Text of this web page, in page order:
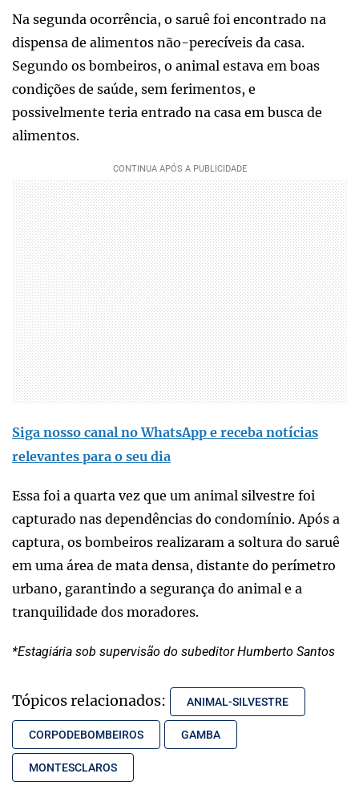
Na segunda ocorrência, o saruê foi encontrado na
dispensa de alimentos não-perecíveis da casa.
Segundo os bombeiros, o animal estava em boas
condições de saúde, sem ferimentos, e
possivelmente teria entrado na casa em busca de
alimentos.
Siga nosso canal no WhatsApp e receba notícias
relevantes para o seu dia
Essa foi a quarta vez que um animal silvestre foi
capturado nas dependências do condomínio. Após a
captura, os bombeiros realizaram a soltura do saruê
em uma área de mata densa, distante do perímetro
urbano, garantindo a segurança do animal e a
tranquilidade dos moradores.
*Estagiária sob supervisão do subeditor Humberto Santos
Tópicos relacionados: ANIMAL-SILVESTRE
CORPODEBOMBEIROS GAMBA
MONTESCLAROS